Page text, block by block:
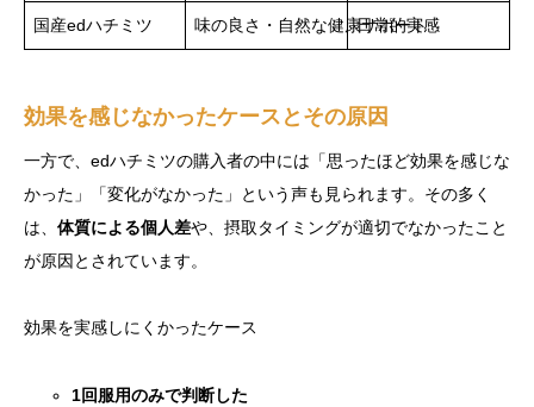
国産edハチミツ 味の良さ・自然な健康サポート
日常的実感
効果を感じなかったケースとその原因
一方で、edハチミツの購入者の中には「思ったほど効果を感じな
かった」「変化がなかった」という声も見られます。その多く
は、 体質による個人差や、摂取タイミングが適切でなかったこと
が原因とされています。
効果を実感しにくかったケース
1回服用のみで判断した